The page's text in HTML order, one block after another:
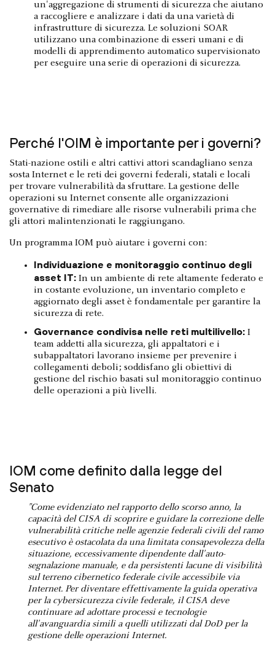
un'aggregazione di strumenti di sicurezza che aiutano
a raccogliere e analizzare i dati da una varietà di
infrastrutture di sicurezza. Le soluzioni SOAR
utilizzano una combinazione di esseri umani e di
modelli di apprendimento automatico supervisionato
per eseguire una serie di operazioni di sicurezza.
Perché l'OIM è importante per i governi?
Stati-nazione ostili e altri cattivi attori scandagliano senza
sosta Internet e le reti dei governi federali, statali e locali
per trovare vulnerabilità da sfruttare. La gestione delle
operazioni su Internet consente alle organizzazioni
governative di rimediare alle risorse vulnerabili prima che
gli attori malintenzionati le raggiungano.
Un programma IOM può aiutare i governi con:
Individuazione e monitoraggio continuo degli
asset IT: In un ambiente di rete altamente federato e
in costante evoluzione, un inventario completo e
aggiornato degli asset è fondamentale per garantire la
sicurezza di rete.
Governance condivisa nelle reti multilivello: I
team addetti alla sicurezza, gli appaltatori e i
subappaltatori lavorano insieme per prevenire i
collegamenti deboli; soddisfano gli obiettivi di
gestione del rischio basati sul monitoraggio continuo
delle operazioni a più livelli.
IOM come definito dalla legge del
Senato
"Come evidenziato nel rapporto dello scorso anno, la
capacità del CISA di scoprire e guidare la correzione delle
vulnerabilità critiche nelle agenzie federali civili del ramo
esecutivo è ostacolata da una limitata consapevolezza della
situazione, eccessivamente dipendente dall'auto-
segnalazione manuale, e da persistenti lacune di visibilità
sul terreno cibernetico federale civile accessibile via
Internet. Per diventare effettivamente la guida operativa
per la cybersicurezza civile federale, il CISA deve
continuare ad adottare processi e tecnologie
all'avanguardia simili a quelli utilizzati dal DoD per la
gestione delle operazioni Internet.